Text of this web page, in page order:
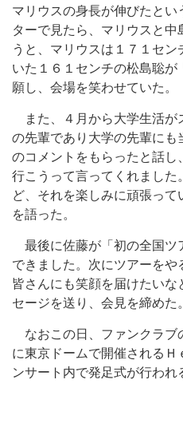
マリウスの身長が伸びたと
ターで見たら、マリウスと
うと、マリウスは１７１セ
いた１６１センチの松島聡
願し、会場を笑わせていた。
また、４月から大学生活が
の先輩であり大学の先輩に
のコメントをもらったと話し
行こうって言ってくれました
ど、それを楽しみに頑張っ
を語った。
最後に佐藤が「初の全国ツ
できました。次にツアーを
皆さんにも笑顔を届けたい
セージを送り、会見を締めた。
なおこの日、ファンクラブ
に東京ドームで開催されるＨ
ンサート内で発足式が行われ